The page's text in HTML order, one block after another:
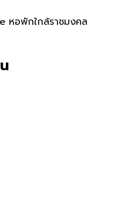
Villeage
หอพักใกล้ราชมงคล